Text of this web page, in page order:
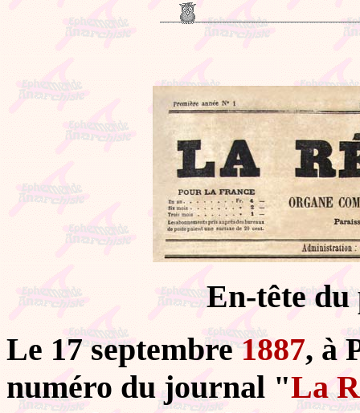
En-tête
Le 17 septembre1887, à
numéro du journal "La